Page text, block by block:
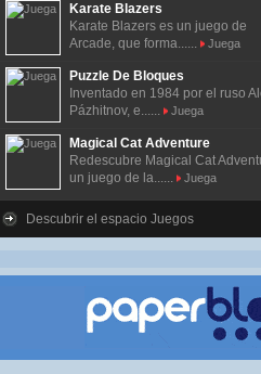
Karate Blazers
Karate Blazers es un juego de
Arcade, que forma......
Juega
Puzzle De Bloques
Inventado en 1984 por el ruso
Pázhitnov, e......
Juega
Magical Cat Adventure
Redescubre Magical Cat
un juego de la......
Juega
Descubrir el espacio Juegos